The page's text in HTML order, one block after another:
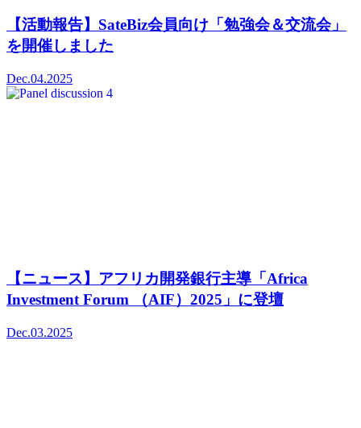
【活動報告】SateBiz会員向け「勉強会＆交流会」
を開催しました
Dec.04.2025
【ニュース】アフリカ開発銀行主導「Africa
Investment Forum （AIF）2025」に登壇
Dec.03.2025